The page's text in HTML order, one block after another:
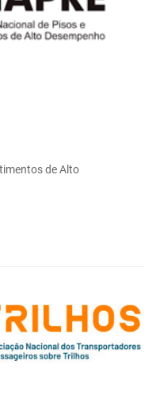
de Alto